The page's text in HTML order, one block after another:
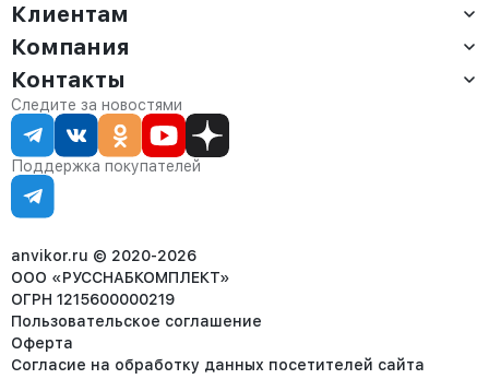
Клиентам
Доставка
Оплата
Сервис
Статус заказа
Статьи
Компания
О компании
Контакты
Партнёрам
Контакты
Отдел продаж:
8 (800) 234-22-62
corp@anvikor.ru
Ежедневно, с 7:00-19:00 (МСК)
Отдел рекламации:
8 (953) 455-25-61
Следите за новостями
Поддержка покупателей
anvikor.ru © 2020-2026
ООО «РУССНАБКОМПЛЕКТ»
ОГРН 1215600000219
Пользовательское соглашение
Оферта
Согласие на обработку данных посетителей сайта